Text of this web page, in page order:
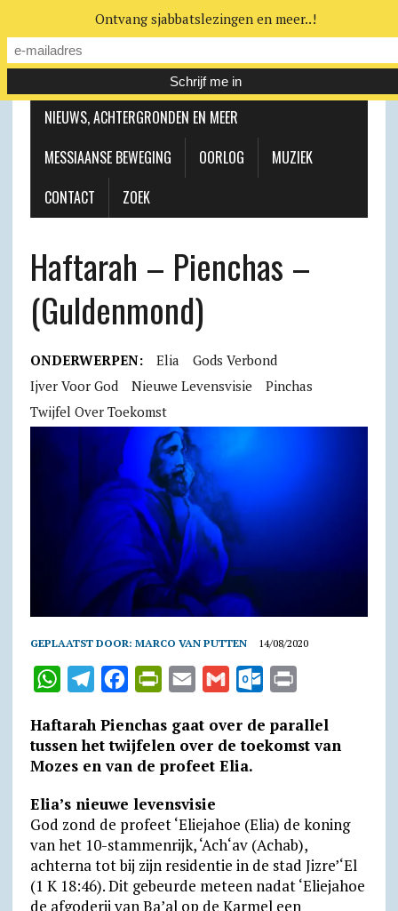
MESSIAANSE GEMEENTE
NIEUWS, ACHTERGRONDEN EN MEER
MESSIAANSE BEWEGING
OORLOG
MUZIEK
CONTACT
ZOEK
Haftarah – Pienchas –
(Guldenmond)
ONDERWERPEN: Elia
Gods Verbond
Ijver Voor God
Nieuwe Levensvisie
Pinchas
Twijfel Over Toekomst
GEPLAATST DOOR: MARCO VAN PUTTEN 14/08/2020
W
a
t
A
p
p
T
l
e
r
a
m
c
e
o
o
k
i
n
F
r
i
e
a
i
a
i
t
k
.
c
i
Haftarah Pienchas gaat over de parallel
tussen het twijfelen over de toekomst van
Mozes en van de profeet Elia.
Elia’s nieuwe levensvisie
God zond de profeet ‘Eliejahoe (Elia) de koning
van het 10-stammenrijk, ‘Ach‘av (Achab),
achterna tot bij zijn residentie in de stad Jizre’‘El
(1 K 18:46). Dit gebeurde meteen nadat ‘Eliejahoe
de afgoderij van Ba’al op de Karmel een
Ontvang sjabbatslezingen en meer..!